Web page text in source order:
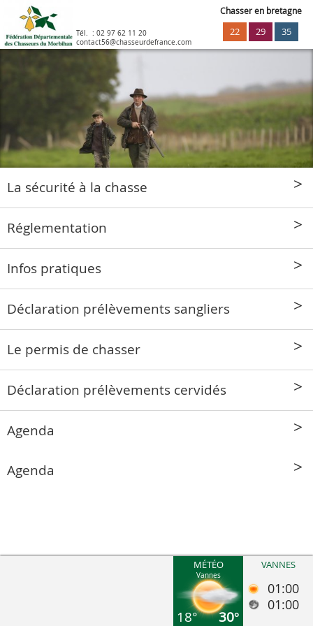
Tél. : 02 97 62 11 20
contact56@chasseurdefrance.com
Chasser en bretagne
22 29 35
La sécurité à la chasse
Réglementation
Infos pratiques
Déclaration prélèvements sangliers
Le permis de chasser
Déclaration prélèvements cervidés
Agenda
Agenda
MÉTÉO
Vannes
18° 30°
VANNES
01:00
01:00